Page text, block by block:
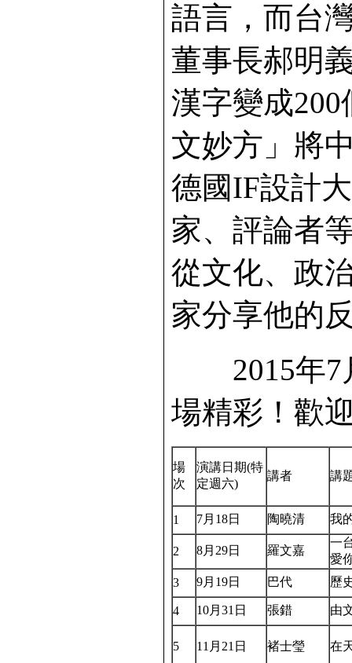
語言，而台
董事長郝明
漢字變成
文妙方」將
德國IF設計
家、評論者
從文化、政
家分享他的
2015年7
場精彩！歡
場
次
演講日期(特
定週六)
講者 講
1 7月18日 陶曉清 我
2 8月29日 羅文嘉
一
愛
3
9月19日 巴代 歷
4 10月31日 張錯 由
5 11月21日 褚士瑩 在